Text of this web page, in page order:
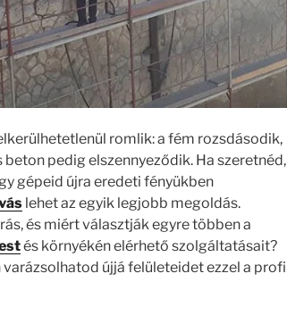
romlik: a fém rozsdásodik,
pedig elszennyeződik. Ha szeretnéd,
gépeid újra eredeti fényükben
lehet az egyik legjobb megoldás.
és miért választják egyre többen a
és környékén elérhető szolgáltatásait?
varázsolhatod újjá felületeidet ezzel a profi